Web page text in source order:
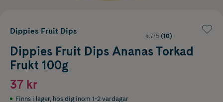
Dippies Fruit Dips
4.7/5 (10)
Dippies Fruit Dips Ananas Torkad
Frukt 100g
37 kr
Finns i lager, hos dig inom 1-2 vardagar